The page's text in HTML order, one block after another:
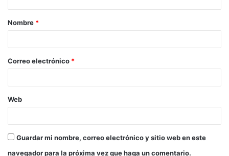
a
r
*
Nombre *
Correo electrónico *
Web
Guardar mi nombre, correo electrónico y sitio web en este
navegador para la próxima vez que haga un comentario.